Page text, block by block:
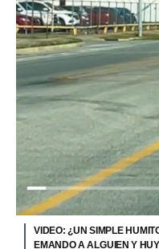
VIDEO: ¿UN SIMPLE
EMANDO A ALGUIEN Y